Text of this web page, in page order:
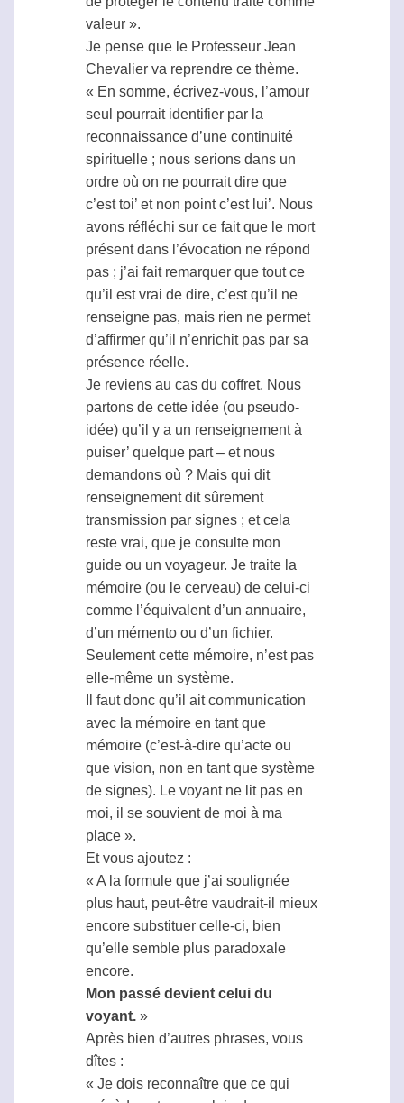
valeur ».
Je pense que le Professeur Jean
Chevalier va reprendre ce thème.
« En somme, écrivez-vous, l’amour
seul pourrait identifier par la
reconnaissance d’une continuité
spirituelle ; nous serions dans un
ordre où on ne pourrait dire que
c’est toi’ et non point c’est lui’. Nous
avons réfléchi sur ce fait que le mort
présent dans l’évocation ne répond
pas ; j’ai fait remarquer que tout ce
qu’il est vrai de dire, c’est qu’il ne
renseigne pas, mais rien ne permet
d’affirmer qu’il n’enrichit pas par sa
présence réelle.
Je reviens au cas du coffret. Nous
partons de cette idée (ou pseudo-
idée) qu’il y a un renseignement à
puiser’ quelque part – et nous
demandons où ? Mais qui dit
renseignement dit sûrement
transmission par signes ; et cela
reste vrai, que je consulte mon
guide ou un voyageur. Je traite la
mémoire (ou le cerveau) de celui-ci
comme l’équivalent d’un annuaire,
d’un mémento ou d’un fichier.
Seulement cette mémoire, n’est pas
elle-même un système.
Il faut donc qu’il ait communication
avec la mémoire en tant que
mémoire (c’est-à-dire qu’acte ou
que vision, non en tant que système
de signes). Le voyant ne lit pas en
moi, il se souvient de moi à ma
place ».
Et vous ajoutez :
« A la formule que j’ai soulignée
plus haut, peut-être vaudrait-il mieux
encore substituer celle-ci, bien
qu’elle semble plus paradoxale
encore.
Mon passé devient celui du
voyant. »
Après bien d’autres phrases, vous
dîtes :
« Je dois reconnaître que ce qui